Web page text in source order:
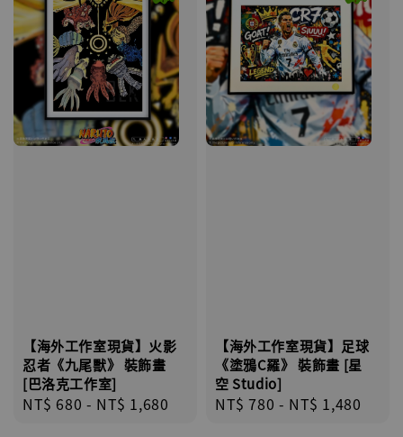
【海外工作室現貨】火影
忍者《九尾獸》 裝飾畫
[巴洛克工作室]
Regular
NT$ 680 - NT$ 1,680
【海外工作室現貨】足球
《塗鴉C羅》 裝飾畫 [星
空 Studio]
Regular
NT$ 780 - NT$ 1,480